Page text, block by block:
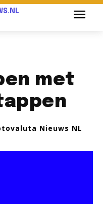
met
Nieuws NL